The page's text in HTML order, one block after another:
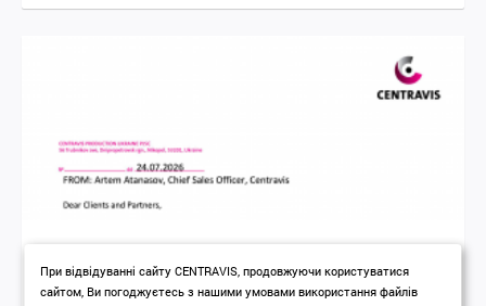
Інформація щодо поточної ситуації в
При відвідуванні сайту CENTRAVIS, продовжуючи користуватися
сайтом, Ви погоджуєтесь з нашими умовами використання файлів